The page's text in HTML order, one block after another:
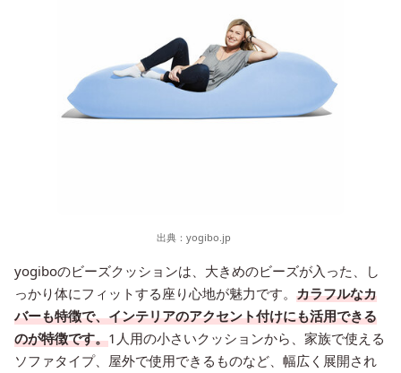
出典： yogibo.jp
yogiboのビーズクッションは、大きめのビーズが入った、し
っかり体にフィットする座り心地が魅力です。 カラフルなカ
バーも特徴で、インテリアのアクセント付けにも活用できる
のが特徴です。1人用の小さいクッションから、家族で使える
ソファタイプ、屋外で使用できるものなど、幅広く展開され